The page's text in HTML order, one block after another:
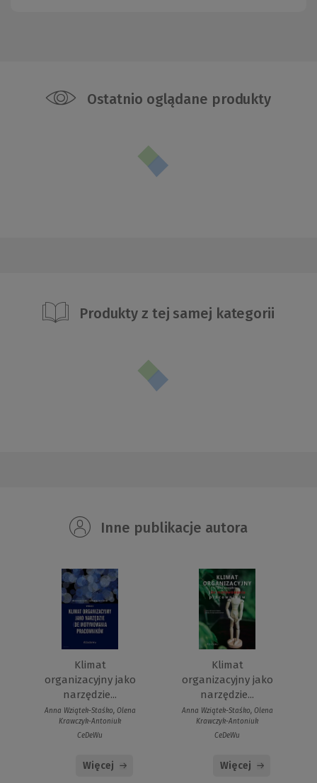
Ostatnio oglądane produkty
Produkty z tej samej kategorii
Inne publikacje autora
Klimat
organizacyjny jako
narzędzie...
Anna Wziątek-Staśko, Olena
Krawczyk-Antoniuk
CeDeWu
Więcej
Klimat
organizacyjny jako
narzędzie...
Anna Wziątek-Staśko, Olena
Krawczyk-Antoniuk
CeDeWu
Więcej